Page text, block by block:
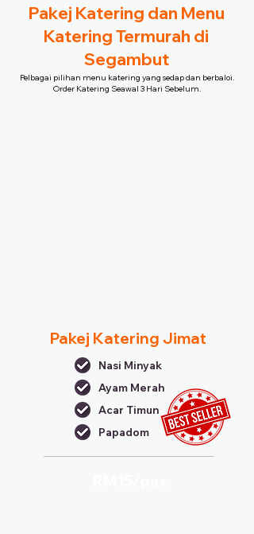
Pakej Katering dan Menu
Katering Termurah di
Segambut
Pelbagai pilihan menu katering yang sedap dan berbaloi.
Order Katering Seawal 3 Hari Sebelum.
Pakej Katering Jimat
Nasi Minyak
Ayam Merah
Acar Timun
Papadom